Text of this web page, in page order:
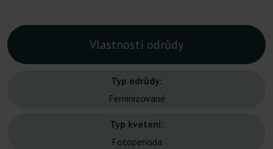
Vlastnosti odrůdy
Typ odrůdy:
Feminizované
Typ kvetení:
Fotoperioda